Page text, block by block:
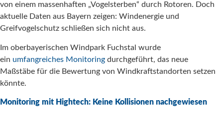
von einem massenhaften „Vogelsterben“ durch Rotoren. Doch
aktuelle Daten aus Bayern zeigen: Windenergie und
Greifvogelschutz schließen sich nicht aus.
Im oberbayerischen Windpark Fuchstal wurde
ein umfangreiches Monitoring durchgeführt, das neue
Maßstäbe für die Bewertung von Windkraftstandorten setzen
könnte.
Monitoring mit Hightech: Keine Kollisionen nachgewiesen